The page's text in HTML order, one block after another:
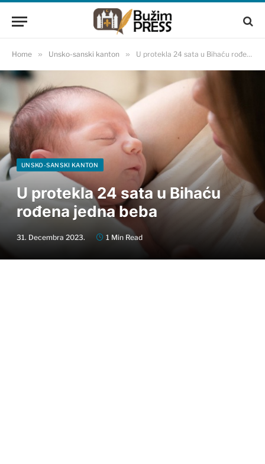
Home » Unsko-sanski kanton » U protekla 24 sata u Bihaću rođena jedna beba
UNSKO-SANSKI KANTON
U protekla 24 sata u Bihaću
rođena jedna beba
31. Decembra 2023. 1 Min Read